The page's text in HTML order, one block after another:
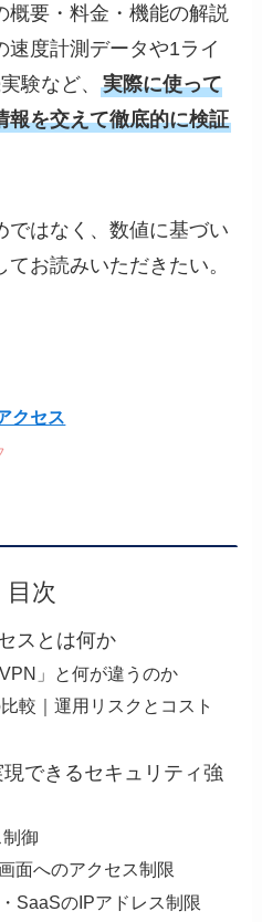
概要・料金・機能の解説
速度計測データや1ライ
験など、実際に使って
報を交えて徹底的に検証
ではなく、数値に基づい
お読みいただきたい。
クセス
目次
スとは何か
」と何が違うのか
較｜運用リスクとコスト
できるセキュリティ強
御
面へのアクセス制限
SaaSのIPアドレス制限